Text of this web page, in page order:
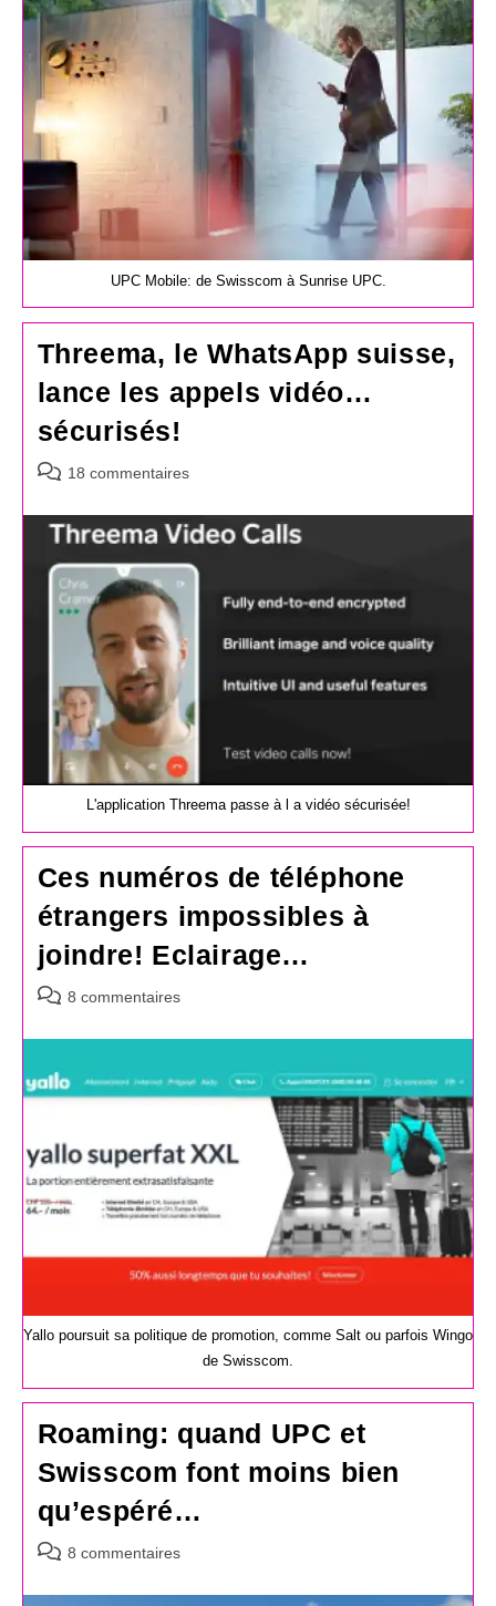
UPC Mobile: de Swisscom à Sunrise UPC.
Threema, le WhatsApp suisse,
lance les appels vidéo…
sécurisés!
Commentaires
la
publication :
18 commentaires
L'application Threema passe à l a vidéo sécurisée!
Ces numéros de téléphone
étrangers impossibles à
joindre! Eclairage…
Commentaires
la
8 commentaires
Yallo poursuit sa politique de promotion, comme Salt ou parfois Wingo
de Swisscom.
Roaming: quand UPC et
Swisscom font moins bien
qu’espéré…
Commentaires
la
8 commentaires